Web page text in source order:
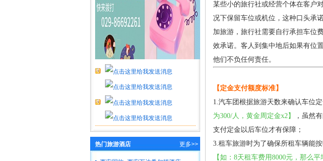
热门旅游酒店 更多>>
某些小的旅行社或经营个体在客户
况下保留车位或机位，这种口头承
加旅游，旅行社需要自行承担车位
效承诺。客人到集中地后如果有位
他们不负任何责任。
【定金支付额度标准】
1.汽车团根据旅游天数来确认车位
为300/人，黄金周定金x2】
，虽然
支付定金以后车位才有保障；
3.租车旅游时为了确保所租车辆能
【如：8天租车费用8000元，那么